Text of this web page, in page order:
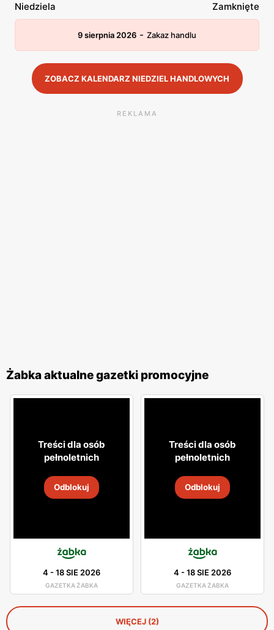
Niedziela
Zamknięte
9 sierpnia 2026 - Zakaz handlu
ZOBACZ KALENDARZ NIEDZIEL HANDLOWYCH
REKLAMA
Żabka aktualne gazetki promocyjne
Treści dla osób
pełnoletnich
Odblokuj
4 -18 SIE 2026
GAZETKA ŻABKA
Treści dla osób
pełnoletnich
Odblokuj
4 -18 SIE 2026
GAZETKA ŻABKA
WIĘCEJ (2)